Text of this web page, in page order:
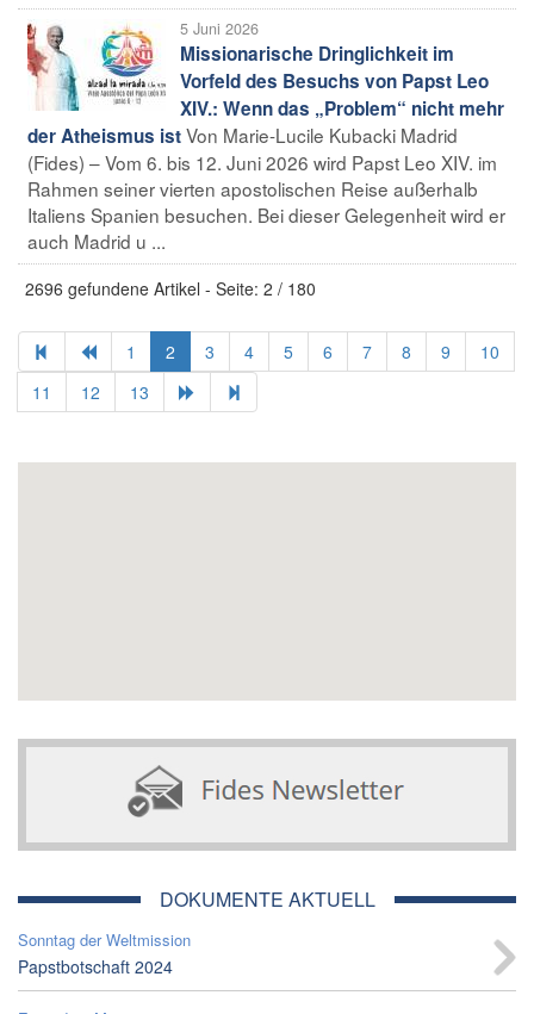
5 Juni 2026
Missionarische Dringlichkeit im
Vorfeld des Besuchs von Papst Leo
XIV.: Wenn das „Problem“ nicht mehr
der Atheismus istVon Marie-Lucile Kubacki Madrid
(Fides) – Vom 6. bis 12. Juni 2026 wird Papst Leo XIV. im
Rahmen seiner vierten apostolischen Reise außerhalb
Italiens Spanien besuchen. Bei dieser Gelegenheit wird er
auch Madrid u ...
2696 gefundene Artikel - Seite: 2 / 180
1 2 3 4 5 6 7 8 9
10
11
12 13
DOKUMENTE AKTUELL
Sonntag der Weltmission
Papstbotschaft 2024